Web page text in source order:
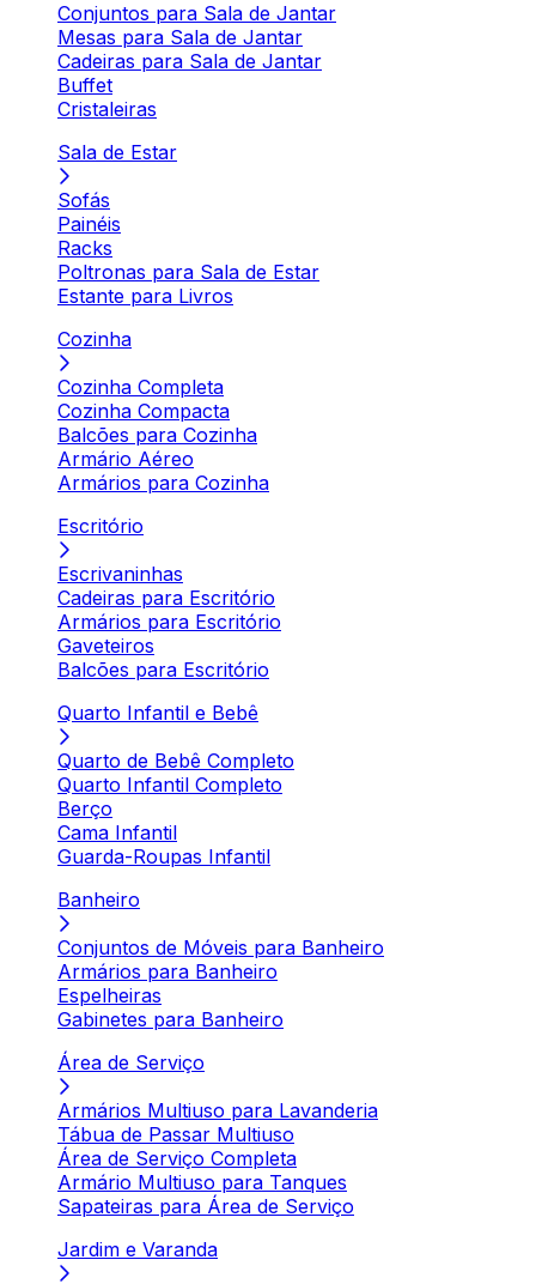
Conjuntos para Sala de Jantar
Mesas para Sala de Jantar
Cadeiras para Sala de Jantar
Buffet
Cristaleiras
Sala de Estar
Sofás
Painéis
Racks
Poltronas para Sala de Estar
Estante para Livros
Cozinha
Cozinha Completa
Cozinha Compacta
Balcões para Cozinha
Armário Aéreo
Armários para Cozinha
Escritório
Escrivaninhas
Cadeiras para Escritório
Armários para Escritório
Gaveteiros
Balcões para Escritório
Quarto Infantil e Bebê
Quarto de Bebê Completo
Quarto Infantil Completo
Berço
Cama Infantil
Guarda-Roupas Infantil
Banheiro
Conjuntos de Móveis para Banheiro
Armários para Banheiro
Espelheiras
Gabinetes para Banheiro
Área de Serviço
Armários Multiuso para Lavanderia
Tábua de Passar Multiuso
Área de Serviço Completa
Armário Multiuso para Tanques
Sapateiras para Área de Serviço
Jardim e Varanda